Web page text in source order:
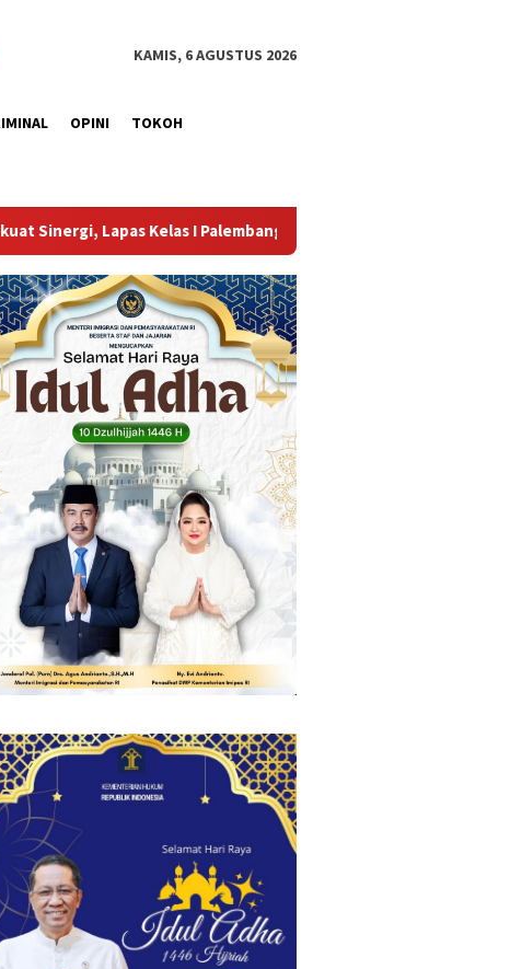
KAMIS, 6 AGUSTUS 2026
OPINI TOKOH
Teken MoU antara Kanwil Ditjenpas Sumsel dengan PWM dan